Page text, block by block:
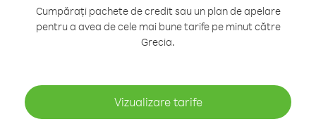
Cumpărați pachete de credit sau un plan de apelare
pentru a avea de cele mai bune tarife pe minut către
Grecia.
Vizualizare tarife